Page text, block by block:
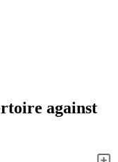
against